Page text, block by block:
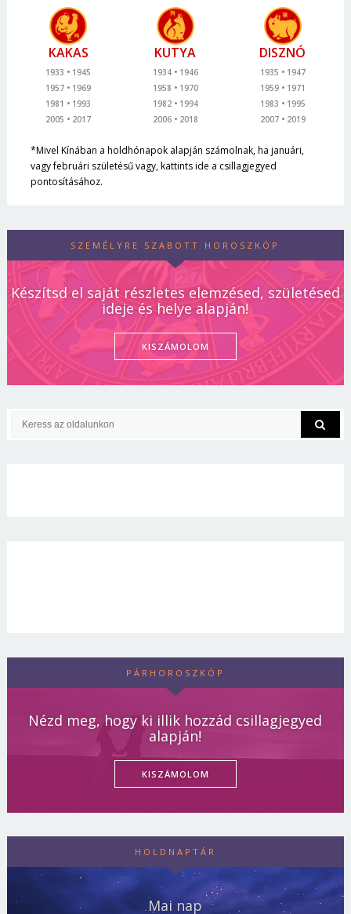
KAKAS
1933
1945
1957
1969
1981
1993
2005
2017
KUTYA
1934
1946
1958
1970
1982
1994
2006
2018
DISZNÓ
1935
1947
1959
1971
1983
1995
2007
2019
*Mivel Kínában a holdhónapok alapján számolnak, ha januári,
vagy februári születésű vagy, kattints ide a csillagjegyed
pontosításához.
SZEMÉLYRE SZABOTT HOROSZKÓP
Készítsd el saját részletes elemzésed, születésed
ideje és helye alapján!
KISZÁMOLOM
PÁRHOROSZKÓP
Nézd meg, hogy ki illik hozzád csillagjegyed
alapján!
KISZÁMOLOM
HOLDNAPTÁR
Mai nap